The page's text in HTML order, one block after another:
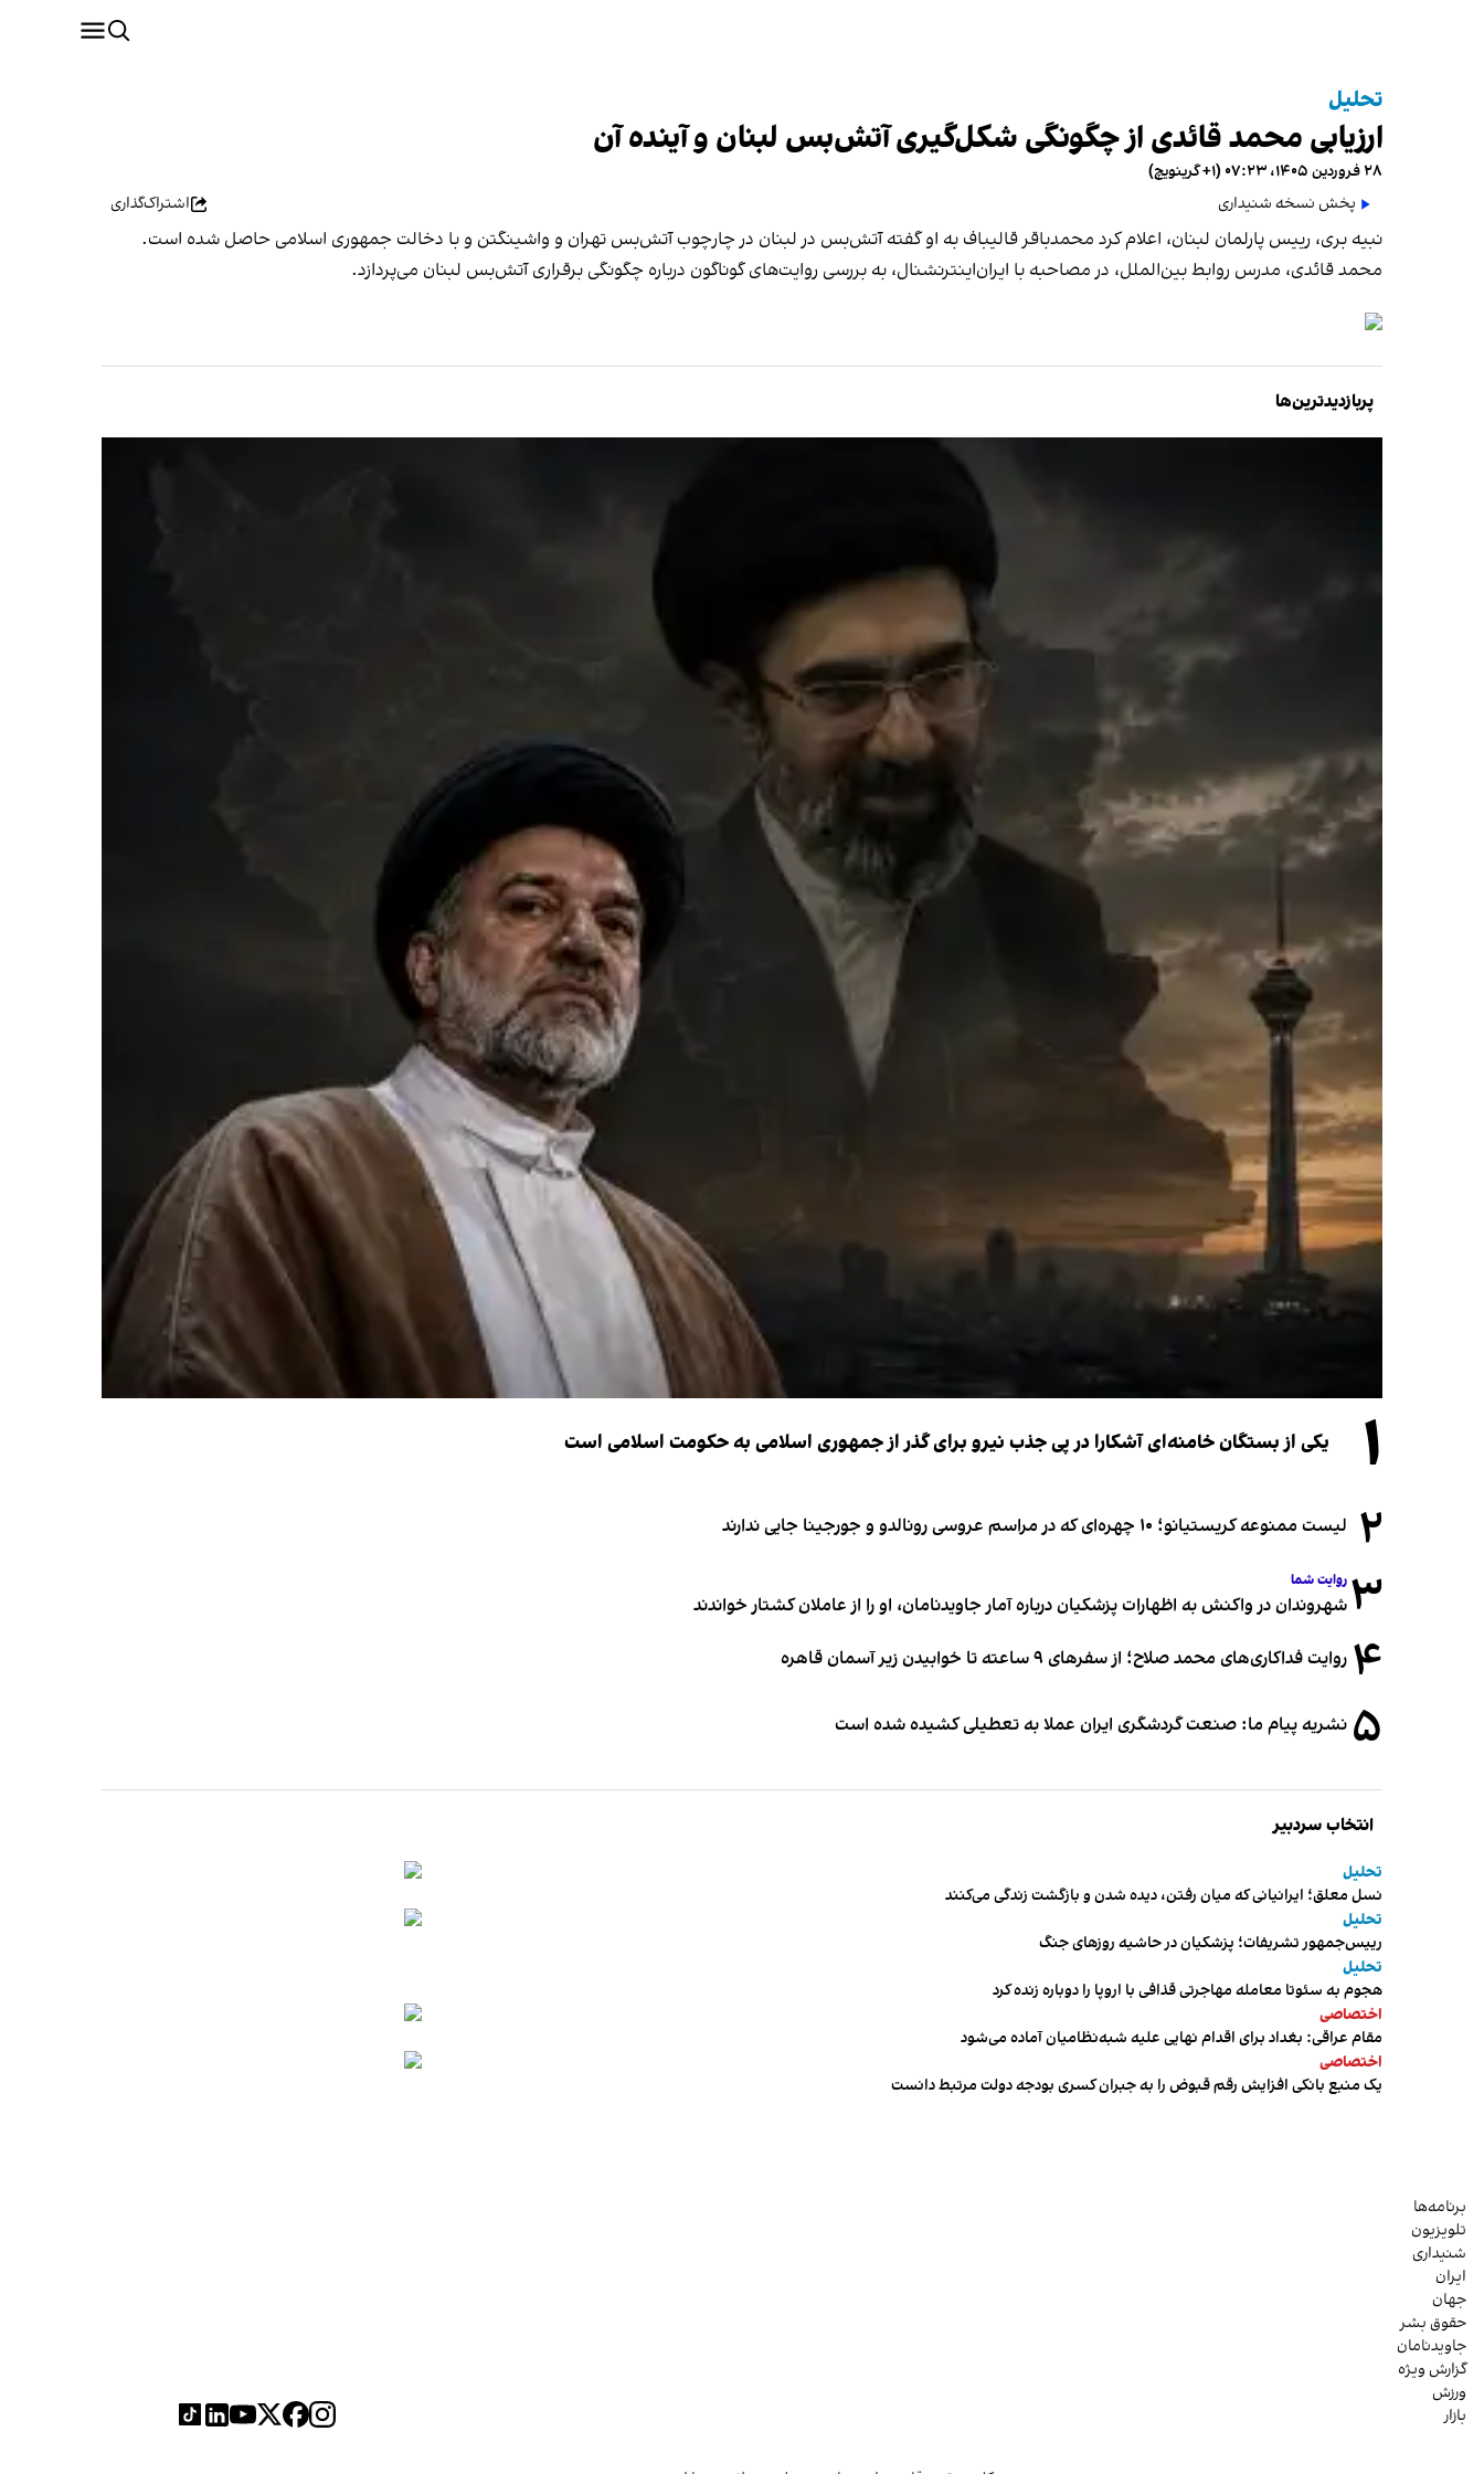
تحلیل
ارزیابی محمد قائدی از چگونگی شکل‌گیری آتش‌بس لبنان و آینده آن
۲۸ فروردین ۱۴۰۵، ۰۷:۲۳ (‎+۱ گرینویچ)
پخش نسخه شنیداری
اشتراک‌گذاری
نبیه بری، رییس پارلمان لبنان، اعلام کرد محمدباقر قالیباف به او گفته آتش‌بس در لبنان در چارچوب آتش‌بس تهران و واشینگتن و با دخالت جمهوری اسلامی حاصل شده است.
محمد قائدی، مدرس روابط بین‌الملل، در مصاحبه با ایران‌اینترنشنال، به بررسی روایت‌های گوناگون درباره چگونگی برقراری آتش‌بس لبنان می‌پردازد.
پربازدیدترین‌ها
۱ یکی از بستگان خامنه‌ای آشکارا در پی جذب نیرو برای گذر از جمهوری اسلامی به حکومت اسلامی است
۲ لیست ممنوعه کریستیانو؛ ۱۰ چهره‌ای که در مراسم عروسی رونالدو و جورجینا جایی ندارند
۳ روایت شما
شهروندان در واکنش به اظهارات پزشکیان درباره آمار جاویدنامان، او را از عاملان کشتار خواندند
۴ روایت فداکاری‌های محمد صلاح؛ از سفرهای ۹ ساعته تا خوابیدن زیر آسمان قاهره
۵ نشریه پیام ما: صنعت گردشگری ایران عملا به تعطیلی کشیده شده است
انتخاب سردبیر
تحلیل
نسل معلق؛ ایرانیانی که میان رفتن، دیده شدن و بازگشت زندگی می‌کنند
تحلیل
رییس‌جمهور تشریفات؛ پزشکیان در حاشیه روزهای جنگ
تحلیل
هجوم به سئوتا معامله مهاجرتی قذافی با اروپا را دوباره زنده کرد
اختصاصی
مقام عراقی: بغداد برای اقدام نهایی علیه شبه‌نظامیان آماده می‌شود
اختصاصی
یک منبع بانکی افزایش رقم قبوض را به جبران کسری بودجه دولت مرتبط دانست
برنامه‌ها
تلویزیون
شنیداری
ایران
جهان
حقوق بشر
جاویدنامان
گزارش ویژه
ورزش
بازار